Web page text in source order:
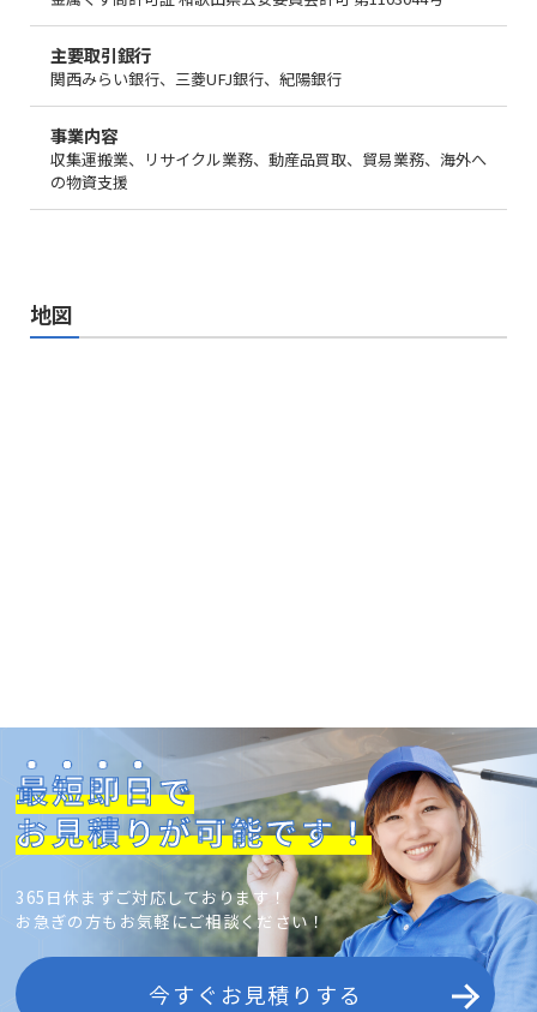
主要取引銀行
関西みらい銀行、三菱UFJ銀行、紀陽銀行
事業内容
収集運搬業、リサイクル業務、動産品買取、貿易業務、海外へ
の物資支援
地図
最短即日で
お見積りが可能です！
365日休まずご対応しております！
お急ぎの方もお気軽にご相談ください！
今すぐお見積りする